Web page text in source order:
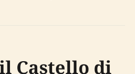
Castello di